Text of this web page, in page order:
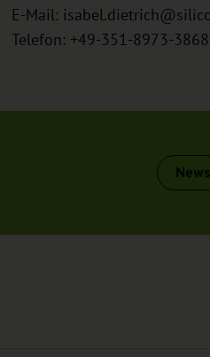
E-Mail:
Telefon: +49-351-8973-3868